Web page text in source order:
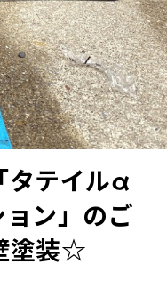
タテイルα
ン」のご
塗装☆